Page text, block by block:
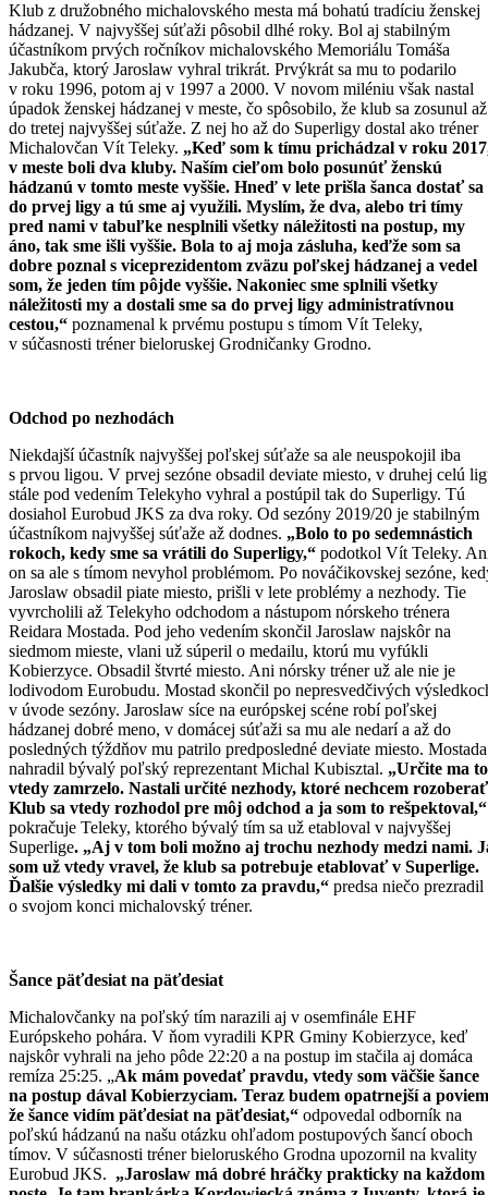
Klub z družobného michalovského mesta má bohatú tradíciu ženskej
hádzanej. V najvyššej súťaži pôsobil dlhé roky. Bol aj stabilným
účastníkom prvých ročníkov michalovského Memoriálu Tomáša
Jakubča, ktorý Jaroslaw vyhral trikrát. Prvýkrát sa mu to podarilo
v roku 1996, potom aj v 1997 a 2000. V novom miléniu však nastal
úpadok ženskej hádzanej v meste, čo spôsobilo, že klub sa zosunul až
do tretej najvyššej súťaže. Z nej ho až do Superligy dostal ako tréner
Michalovčan Vít Teleky. „Keď som k tímu prichádzal v roku
v meste boli dva kluby. Naším cieľom bolo posunúť ženskú
hádzanú v tomto meste vyššie. Hneď v lete prišla šanca dostať sa
do prvej ligy a tú sme aj využili. Myslím, že dva, alebo tri tímy
pred nami v tabuľke nesplnili všetky náležitosti na postup, my
áno, tak sme išli vyššie. Bola to aj moja zásluha, keďže som sa
dobre poznal s viceprezidentom zväzu poľskej hádzanej a vedel
som, že jeden tím pôjde vyššie. Nakoniec sme splnili všetky
náležitosti my a dostali sme sa do prvej ligy administratívnou
cestou,“ poznamenal k prvému postupu s tímom Vít Teleky,
v súčasnosti tréner bieloruskej Grodničanky Grodno.
Odchod po nezhodách
Niekdajší účastník najvyššej poľskej súťaže sa ale neuspokojil iba
s prvou ligou. V prvej sezóne obsadil deviate miesto, v druhej celú
stále pod vedením Telekyho vyhral a postúpil tak do Superligy. Tú
dosiahol Eurobud JKS za dva roky. Od sezóny 2019/20 je stabilným
účastníkom najvyššej súťaže až dodnes. „Bolo to po sedemnástich
rokoch, kedy sme sa vrátili do Superligy,“ podotkol Vít Teleky.
on sa ale s tímom nevyhol problémom. Po nováčikovskej sezóne,
Jaroslaw obsadil piate miesto, prišli v lete problémy a nezhody. Tie
vyvrcholili až Telekyho odchodom a nástupom nórskeho trénera
Reidara Mostada. Pod jeho vedením skončil Jaroslaw najskôr na
siedmom mieste, vlani už súperil o medailu, ktorú mu vyfúkli
Kobierzyce. Obsadil štvrté miesto. Ani nórsky tréner už ale nie je
lodivodom Eurobudu. Mostad skončil po nepresvedčivých
v úvode sezóny. Jaroslaw síce na európskej scéne robí poľskej
hádzanej dobré meno, v domácej súťaži sa mu ale nedarí a až do
posledných týždňov mu patrilo predposledné deviate miesto. Mostada
nahradil bývalý poľský reprezentant Michal Kubisztal. „Určite ma to
vtedy zamrzelo. Nastali určité nezhody, ktoré nechcem
Klub sa vtedy rozhodol pre môj odchod a ja som to rešpektoval,“
pokračuje Teleky, ktorého bývalý tím sa už etabloval v najvyššej
Superlige. „Aj v tom boli možno aj trochu nezhody medzi nami.
som už vtedy vravel, že klub sa potrebuje etablovať v Superlige.
Ďalšie výsledky mi dali v tomto za pravdu,“ predsa niečo prezradil
o svojom konci michalovský tréner.
Šance päťdesiat na päťdesiat
Michalovčanky na poľský tím narazili aj v osemfinále EHF
Európskeho pohára. V ňom vyradili KPR Gminy Kobierzyce, keď
najskôr vyhrali na jeho pôde 22:20 a na postup im stačila aj domáca
remíza 25:25. „Ak mám povedať pravdu, vtedy som väčšie šance
na postup dával Kobierzyciam. Teraz budem opatrnejší a
že šance vidím päťdesiat na päťdesiat,“ odpovedal odborník na
poľskú hádzanú na našu otázku ohľadom postupových šancí oboch
tímov. V súčasnosti tréner bieloruského Grodna upozornil na kvality
Eurobud JKS. „Jaroslaw má dobré hráčky prakticky na každom